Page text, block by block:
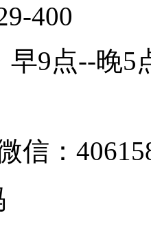
400
早9点--晚5
信：